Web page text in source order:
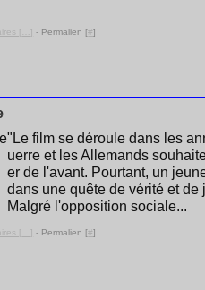
[ ] - Permalien [#]
"Le film se déroule dans les
uerre et les Allemands
er de l'avant. Pourtant, un
dans une quête de vérité et
Malgré l'opposition sociale...
[ ] - Permalien [#]